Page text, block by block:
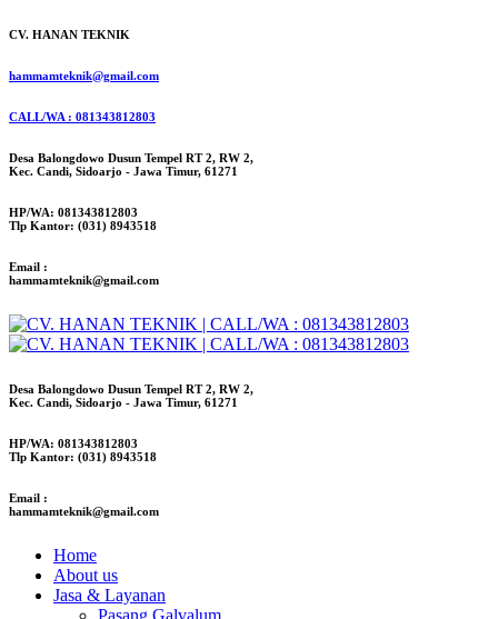
CV. HANAN TEKNIK
hammamteknik@gmail.com
CALL/WA : 081343812803
Desa Balongdowo Dusun Tempel RT 2, RW 2,
Kec. Candi, Sidoarjo - Jawa Timur, 61271
HP/WA: 081343812803
Tlp Kantor: (031) 8943518
Email :
hammamteknik@gmail.com
Desa Balongdowo Dusun Tempel RT 2, RW 2,
Kec. Candi, Sidoarjo - Jawa Timur, 61271
HP/WA: 081343812803
Tlp Kantor: (031) 8943518
Email :
hammamteknik@gmail.com
Home
About us
Jasa & Layanan
Pasang Galvalum